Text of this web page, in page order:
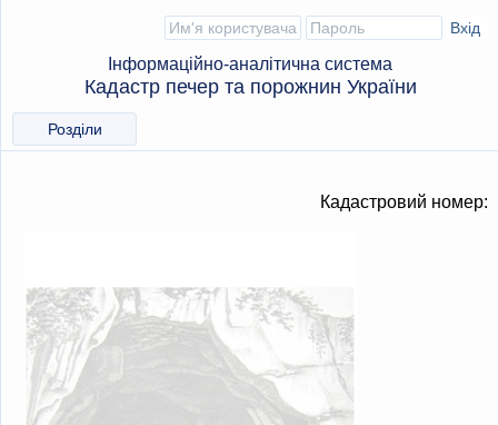
Інформаційно-аналітична система
Кадастр печер та порожнин України
Розділи
Кадастровий номер: